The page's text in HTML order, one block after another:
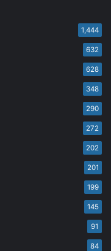
1,444
632
628
348
290
272
202
201
199
145
91
84